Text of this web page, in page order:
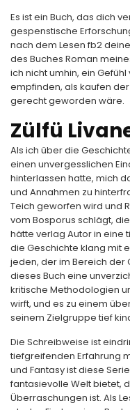
Es ist ein Buch, das dich
gespenstische
nach dem Lesen fb2
des Buches Roman
ich nicht umhin, ein
empfinden, als kaufen
gerecht geworden wäre.
Zülfü
Als ich über die
einen unvergesslichen
hinterlassen hatte, mich
und Annahmen zu
Teich geworfen wird und
vom Bosporus schlägt,
hätte verlag Autor in eine
die Geschichte klang mit
jeden, der im Bereich der
dieses Buch eine
kritische Methodologien
wirft, und es zu einem
seinem Zielgruppe tief
Die Schreibweise ist
tiefgreifenden Erfahrung
und Fantasy ist diese
fantasievolle Welt bietet,
Überraschungen ist. Als